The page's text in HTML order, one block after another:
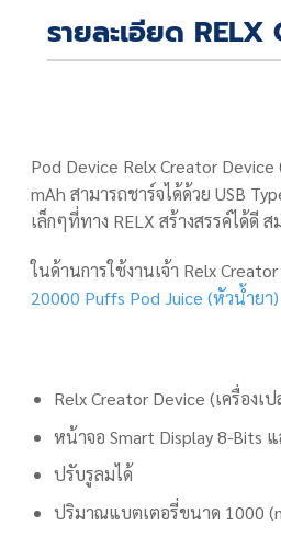
รายละเอียด RELX
Pod Device Relx Creator
mAh สามารถชาร์จได้ด้วย USB
เล็กๆที่ทาง RELX สร้างสรรค์ได้ดี
ในด้านการใช้งานเจ้า Relx
20000 Puffs Pod Juice (หัวน้ำยา)
Relx Creator Device (เครื่อง
หน้าจอ Smart Display 8-Bits
ปรับรูลมได้
ปริมาณแบตเตอรี่ขนาด 1000